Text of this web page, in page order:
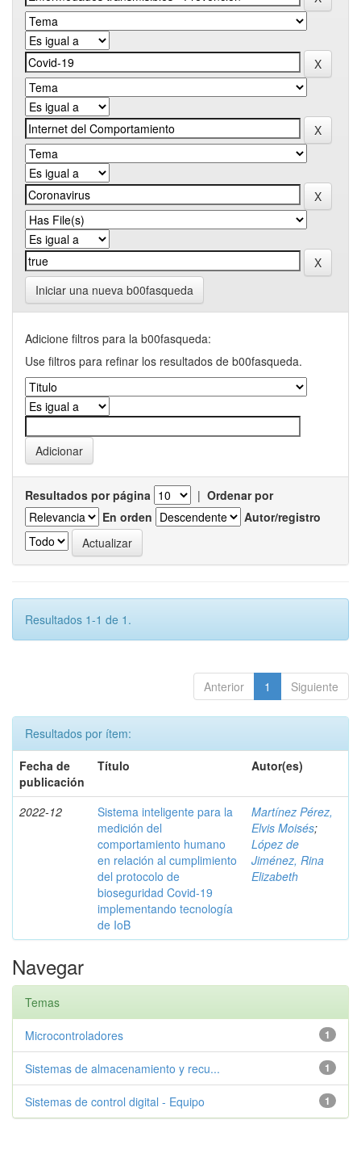
Iniciar una nueva b00fasqueda
Adicione filtros para la b00fasqueda:
Use filtros para refinar los resultados de b00fasqueda.
Resultados por página | Ordenar por
En orden
Autor/registro
Resultados 1-1 de 1.
Anterior 1 Siguiente
Resultados por ítem:
Fecha de
publicación
Título Autor(es)
2022-12
Sistema inteligente para la
medición del
comportamiento humano
en relación al cumplimiento
del protocolo de
bioseguridad Covid-19
implementando tecnología
de IoB
Martínez Pérez,
Elvis Moisés;
López de
Jiménez, Rina
Elizabeth
Navegar
Temas
1
Microcontroladores
1
Sistemas de almacenamiento y recu...
1
Sistemas de control digital - Equipo